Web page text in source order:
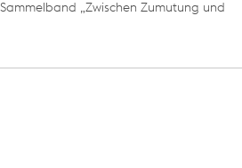
„Zwischen Zumutung und